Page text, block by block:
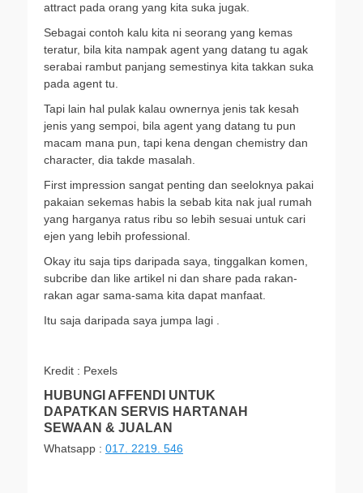
attract pada orang yang kita suka jugak.
Sebagai contoh kalu kita ni seorang yang kemas
teratur, bila kita nampak agent yang datang tu agak
serabai rambut panjang semestinya kita takkan suka
pada agent tu.
Tapi lain hal pulak kalau ownernya jenis tak kesah
jenis yang sempoi, bila agent yang datang tu pun
macam mana pun, tapi kena dengan chemistry dan
character, dia takde masalah.
First impression sangat penting dan seeloknya pakai
pakaian sekemas habis la sebab kita nak jual rumah
yang harganya ratus ribu so lebih sesuai untuk cari
ejen yang lebih professional.
Okay itu saja tips daripada saya, tinggalkan komen,
subcribe dan like artikel ni dan share pada rakan-
rakan agar sama-sama kita dapat manfaat.
Itu saja daripada saya jumpa lagi .
Kredit : Pexels
HUBUNGI AFFENDI UNTUK
DAPATKAN SERVIS HARTANAH
SEWAAN & JUALAN
Whatsapp : 017. 2219. 546